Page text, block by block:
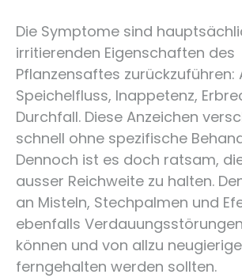
Die Symptome sind
irritierenden Eigenschaften des
Pflanzensaftes zurückzuführen:
Speichelfluss, Inappetenz,
Durchfall. Diese Anzeichen
schnell ohne spezifische
Dennoch ist es doch ratsam,
ausser Reichweite zu halten.
an Misteln, Stechpalmen und
ebenfalls
können und von allzu
ferngehalten werden sollten.